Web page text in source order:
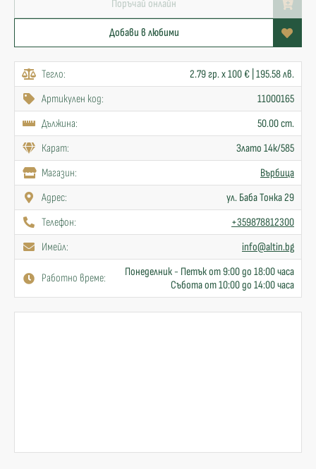
Поръчай онлайн
Добави в любими
Тегло:
2.79 гр. x 100 € | 195.58 лв.
Артикулен код:
11000165
Дължина:
50.00 cm.
Карат:
Злато 14к/585
Mагазин:
Върбица
Адрес:
ул. Баба Тонка 29
Телефон:
+359878812300
Имейл:
info@altin.bg
Работно време:
Понеделник - Петък от 9:00 до 18:00 часа
Събота от 10:00 до 14:00 часа